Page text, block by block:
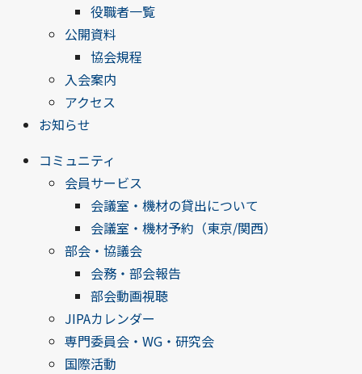
役職者一覧
公開資料
協会規程
入会案内
アクセス
お知らせ
コミュニティ
会員サービス
会議室・機材の貸出について
会議室・機材予約（東京/関西）
部会・協議会
会務・部会報告
部会動画視聴
JIPAカレンダー
専門委員会・WG・研究会
国際活動